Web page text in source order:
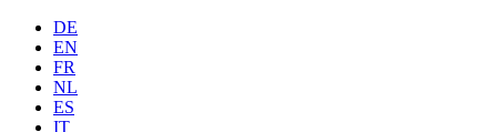
DE
EN
FR
NL
ES
IT